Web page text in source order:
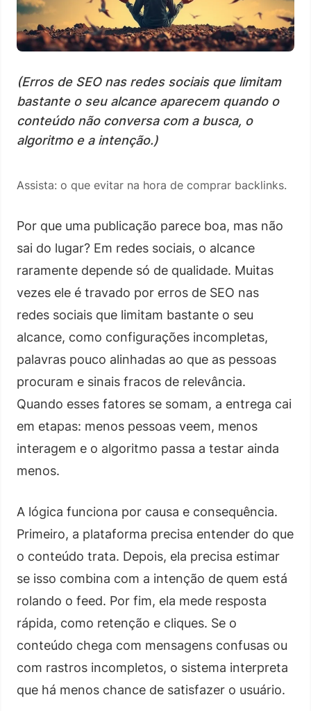
(Erros de SEO nas redes sociais que limitam
bastante o seu alcance aparecem quando o
conteúdo não conversa com a busca, o
algoritmo e a intenção.)
Assista: o que evitar na hora de comprar backlinks.
Por que uma publicação parece boa, mas não
sai do lugar? Em redes sociais, o alcance
raramente depende só de qualidade. Muitas
vezes ele é travado por erros de SEO nas
redes sociais que limitam bastante o seu
alcance, como configurações incompletas,
palavras pouco alinhadas ao que as pessoas
procuram e sinais fracos de relevância.
Quando esses fatores se somam, a entrega cai
em etapas: menos pessoas veem, menos
interagem e o algoritmo passa a testar ainda
menos.
A lógica funciona por causa e consequência.
Primeiro, a plataforma precisa entender do que
o conteúdo trata. Depois, ela precisa estimar
se isso combina com a intenção de quem está
rolando o feed. Por fim, ela mede resposta
rápida, como retenção e cliques. Se o
conteúdo chega com mensagens confusas ou
com rastros incompletos, o sistema interpreta
que há menos chance de satisfazer o usuário.